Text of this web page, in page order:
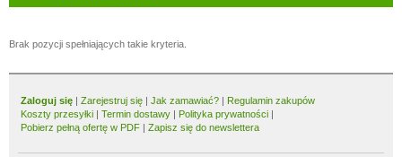
Brak pozycji spełniających takie kryteria.
Zaloguj się | Zarejestruj się | Jak zamawiać? | Regulamin zakupów
Koszty przesyłki | Termin dostawy | Polityka prywatności |
Pobierz pełną ofertę w PDF | Zapisz się do newslettera